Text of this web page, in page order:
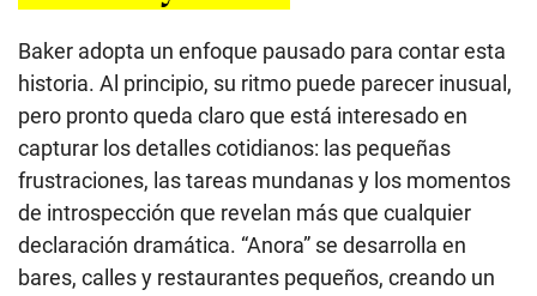
Baker adopta un enfoque pausado para contar esta
historia. Al principio, su ritmo puede parecer inusual,
pero pronto queda claro que está interesado en
capturar los detalles cotidianos: las pequeñas
frustraciones, las tareas mundanas y los momentos
de introspección que revelan más que cualquier
declaración dramática. “Anora” se desarrolla en
bares, calles y restaurantes pequeños, creando un